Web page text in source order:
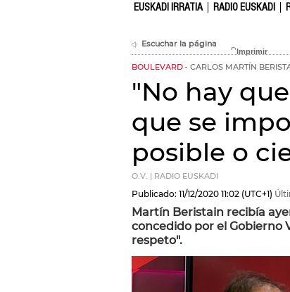
EUSKADI IRRATIA RADIO EUSKADI
Escuchar la página
BOULEVARD CARLOS MARTÍN
"No hay
que se
posible o
O.V. | RADIO EUSKADI
Publicado: 11/12/2020 11:02 (UTC+1)
Martín Beristain recibía
concedido por el Gobierno
respeto".